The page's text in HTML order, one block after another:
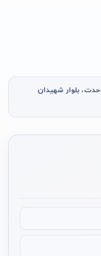
بلوار شهیدان